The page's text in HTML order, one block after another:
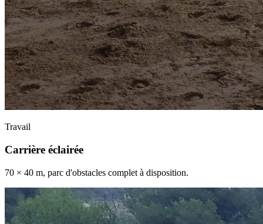
Travail
Carrière éclairée
70 × 40 m, parc d'obstacles complet à disposition.